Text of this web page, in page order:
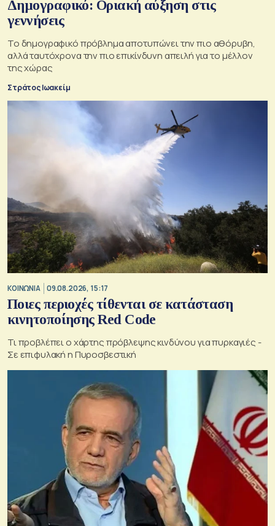
Δημογραφικό: Οριακή αύξηση στις
γεννήσεις
Το δημογραφικό πρόβλημα αποτυπώνει την πιο αθόρυβη,
αλλά ταυτόχρονα την πιο επικίνδυνη απειλή για το μέλλον
της χώρας
Στράτος Ιωακείμ
ΚΟΙΝΩΝΙΑ 09.08.2026, 15:17
Ποιες περιοχές τίθενται σε κατάσταση
κινητοποίησης Red Code
Τι προβλέπει ο χάρτης πρόβλεψης κινδύνου για πυρκαγιές -
Σε επιφυλακή η Πυροσβεστική